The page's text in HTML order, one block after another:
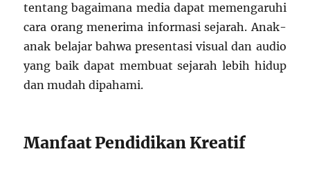
tentang bagaimana media dapat memengaruhi
cara orang menerima informasi sejarah. Anak-
anak belajar bahwa presentasi visual dan audio
yang baik dapat membuat sejarah lebih hidup
dan mudah dipahami.
Manfaat Pendidikan Kreatif